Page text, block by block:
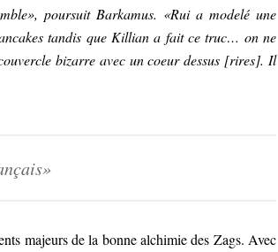
poursuit Barkamus. «Rui a modelé une
tandis que Killian a fait ce truc… on ne
bizarre avec un coeur dessus [rires]. Il
majeurs de la bonne alchimie des Zags. Avec